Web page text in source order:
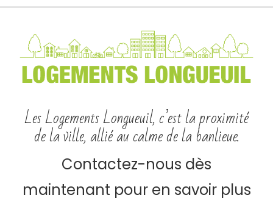
Les Logements Longueuil, c’est la proximité
de la ville, allié au calme de la banlieue.
Contactez-nous dès
maintenant pour en savoir plus